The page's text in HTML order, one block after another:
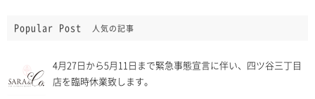
Popular Post 人気の記事
4月27日から5月11日まで緊急事態宣言に伴い、四ツ谷三丁目
店を臨時休業致します。